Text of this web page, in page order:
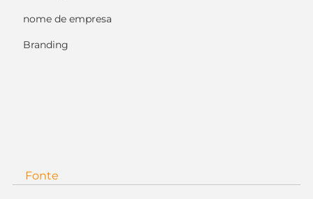
nome de empresa
Branding
Fonte